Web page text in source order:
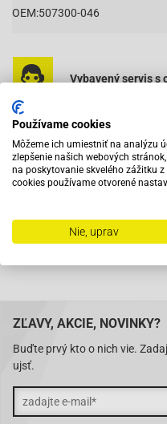
OEM:507300-046
Vybavený servis s
Pri objednaní do
Na trhu od roku
Skladom 11288
ZĽAVY, AKCIE, NOVINKY?
Buďte prvý kto o nich vie.
ujsť.
Používame cookies
Môžeme ich umiestniť na analýzu
zlepšenie našich webových
na poskytovanie skvelého zážitku
cookies používame otvorené
Nie, uprav